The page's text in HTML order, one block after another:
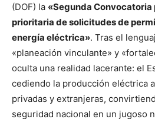
(DOF) la «Segunda Convocatoria
prioritaria de solicitudes de
energía eléctrica». Tras el
«planeación vinculante» y
oculta una realidad lacerante: el
cediendo la producción eléctrica
privadas y extranjeras,
seguridad nacional en un jugoso